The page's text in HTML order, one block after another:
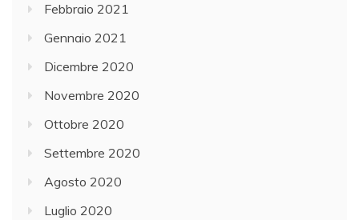
Febbraio 2021
Gennaio 2021
Dicembre 2020
Novembre 2020
Ottobre 2020
Settembre 2020
Agosto 2020
Luglio 2020